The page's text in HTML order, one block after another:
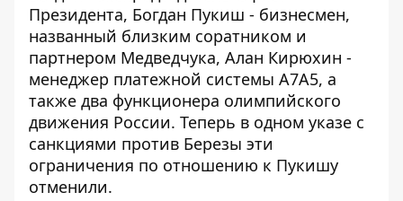
Президента, Богдан Пукиш - бизнесмен,
названный близким соратником и
партнером Медведчука, Алан Кирюхин -
менеджер платежной системы А7А5, а
также два функционера олимпийского
движения России. Теперь в одном указе с
санкциями против Березы эти
ограничения по отношению к Пукишу
отменили.